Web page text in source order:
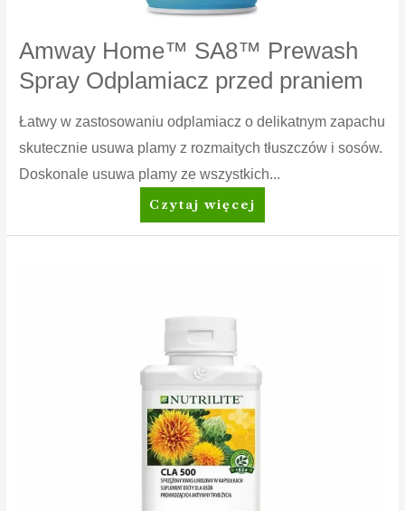
Amway Home™ SA8™ Prewash
Spray Odplamiacz przed praniem
Łatwy w zastosowaniu odplamiacz o delikatnym zapachu
skutecznie usuwa plamy z rozmaitych tłuszczów i sosów.
Doskonale usuwa plamy ze wszystkich...
Amway
Home™
przed
praniem
Czytaj więcej